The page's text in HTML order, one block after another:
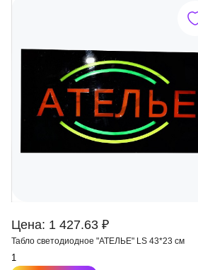
Цена: 1 427.63 ₽
Табло светодиодное "АТЕЛЬЕ" LS 43*23 см